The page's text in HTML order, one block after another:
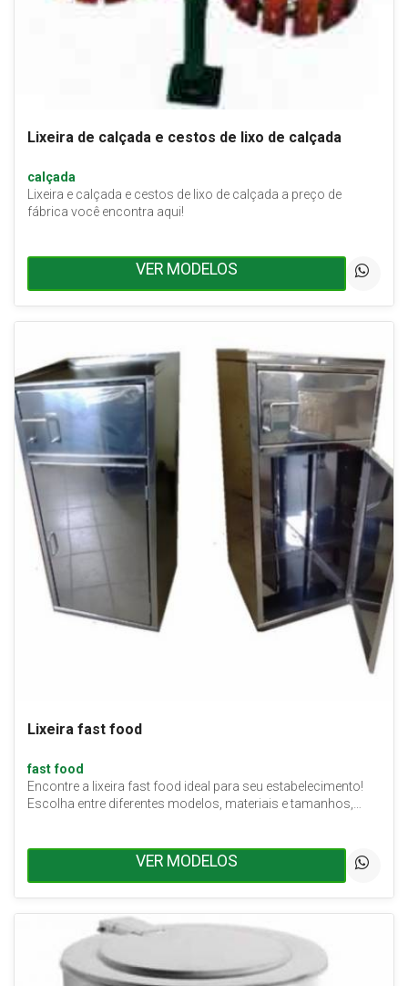
Lixeira de calçada e cestos de lixo de calçada
calçada
Lixeira e calçada e cestos de lixo de calçada a preço de
fábrica você encontra aqui!
VER MODELOS
Lixeira fast food
fast food
Encontre a lixeira fast food ideal para seu estabelecimento!
Escolha entre diferentes modelos, materiais e tamanhos,…
VER MODELOS